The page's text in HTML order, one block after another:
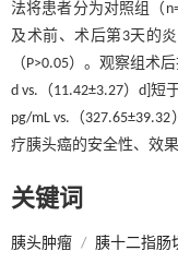
法将患者分为对照组（
及术前、术后第3天的
（P>0.05）。观察组术
d vs.（11.42±3.27）d]
pg/mL vs.（
疗胰头癌的安全性、效
关键词
胰头肿瘤 / 胰十二指肠